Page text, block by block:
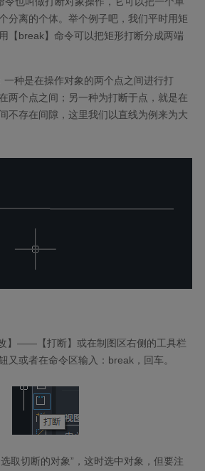
分离的个体。举个例子吧，我们平时用矩
【break】命令可以把矩形打断分成两端
一种是在操作对象的两个点之间进行打
两个点之间；另一种为打断于点，就是在
不存在间隙，这里我们以直线为例来为大
】——【打断】或在制图区右侧的工具栏
又或者在命令区输入： break，回车。
取切断的对象”，这时选中对象，但要注